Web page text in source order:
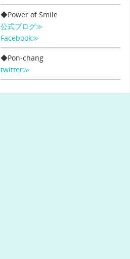
◆Power of Smile
公式ブログ≫
Facebook≫
◆Pon-chang
twitter≫